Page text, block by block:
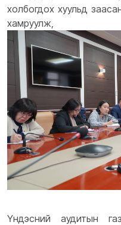
холбогдох хуульд
хамруулж,
Үндэсний аудитын